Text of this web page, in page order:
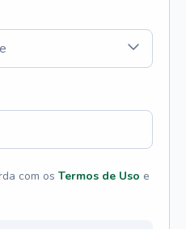
com os Termos de Uso e